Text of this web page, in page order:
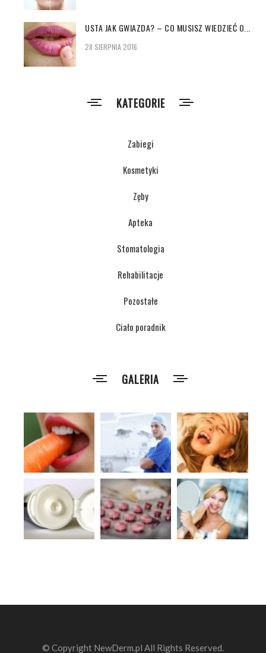
USTA JAK GWIAZDA? – CO MUSISZ WIEDZIEĆ O...
28 SIERPNIA 2016
KATEGORIE
Zabiegi
Kosmetyki
Zęby
Apteka
Stomatologia
Rehabilitacje
Pozostałe
Ciało poradnik
GALERIA
© Copyright NewDerm.pl All Rights Reserved.